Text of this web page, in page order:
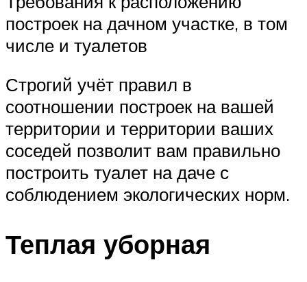
построек на дачном участке, в том
числе и туалетов
Строгий учёт правил в
соотношении построек на вашей
территории и территории ваших
соседей позволит вам правильно
построить туалет на даче с
соблюдением экологических норм.
Теплая уборная